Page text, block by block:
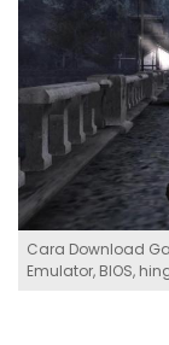
Cara Download
Emulator, BIOS,